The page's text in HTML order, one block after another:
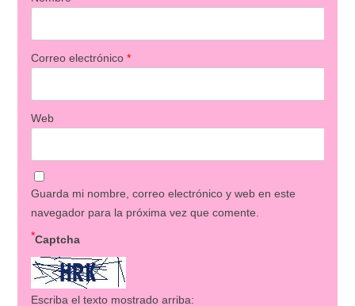
Correo electrónico *
Web
Guarda mi nombre, correo electrónico y web en este
navegador para la próxima vez que comente.
Captcha
*
Escriba el texto mostrado arriba: